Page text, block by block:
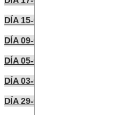
DÍA 15-09-2025
DÍA 09-09-2025
DÍA 05-09-2025
DÍA 03-09-2025
DÍA 29-08-2025